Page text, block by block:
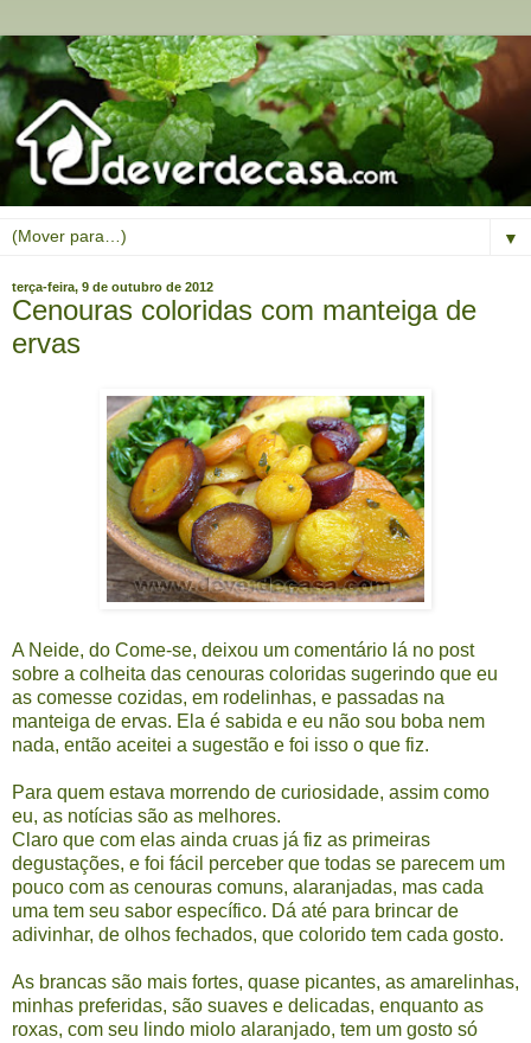
▼
terça-feira, 9 de outubro de 2012
Cenouras coloridas com manteiga de
ervas
A Neide, do Come-se, deixou um comentário lá no post
sobre a colheita das cenouras coloridas sugerindo que eu
as comesse cozidas, em rodelinhas, e passadas na
manteiga de ervas. Ela é sabida e eu não sou boba nem
nada, então aceitei a sugestão e foi isso o que fiz.
Para quem estava morrendo de curiosidade, assim como
eu, as notícias são as melhores.
Claro que com elas ainda cruas já fiz as primeiras
degustações, e foi fácil perceber que todas se parecem um
pouco com as cenouras comuns, alaranjadas, mas cada
uma tem seu sabor específico. Dá até para brincar de
adivinhar, de olhos fechados, que colorido tem cada gosto.
As brancas são mais fortes, quase picantes, as amarelinhas,
minhas preferidas, são suaves e delicadas, enquanto as
roxas, com seu lindo miolo alaranjado, tem um gosto só